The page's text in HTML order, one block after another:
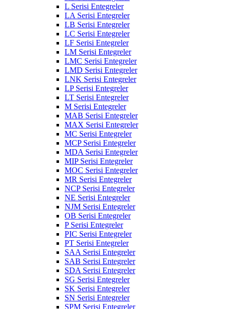
L Serisi Entegreler
LA Serisi Entegreler
LB Serisi Entegreler
LC Serisi Entegreler
LF Serisi Entegreler
LM Serisi Entegreler
LMC Serisi Entegreler
LMD Serisi Entegreler
LNK Serisi Entegreler
LP Serisi Entegreler
LT Serisi Entegreler
M Serisi Entegreler
MAB Serisi Entegreler
MAX Serisi Entegreler
MC Serisi Entegreler
MCP Serisi Entegreler
MDA Serisi Entegreler
MIP Serisi Entegreler
MOC Serisi Entegreler
MR Serisi Entegreler
NCP Serisi Entegreler
NE Serisi Entegreler
NJM Serisi Entegreler
OB Serisi Entegreler
P Serisi Entegreler
PIC Serisi Entegreler
PT Serisi Entegreler
SAA Serisi Entegreler
SAB Serisi Entegreler
SDA Serisi Entegreler
SG Serisi Entegreler
SK Serisi Entegreler
SN Serisi Entegreler
SPM Serisi Entegreler